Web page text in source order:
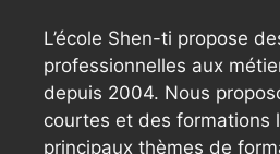
L’école Shen-ti propose
professionnelles aux
depuis 2004. Nous
courtes et des formations
principaux thèmes de